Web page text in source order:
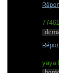
yaya